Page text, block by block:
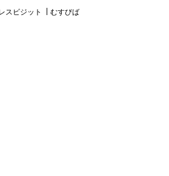
スビジット むすびば